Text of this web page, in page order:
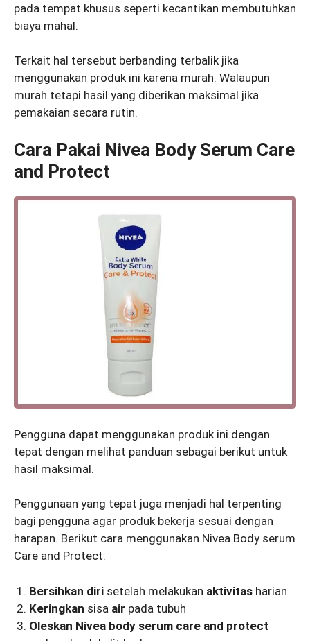
pada tempat khusus seperti kecantikan membutuhkan
biaya mahal.
Terkait hal tersebut berbanding terbalik jika
menggunakan produk ini karena murah. Walaupun
murah tetapi hasil yang diberikan maksimal jika
pemakaian secara rutin.
Cara Pakai Nivea Body Serum Care
and Protect
Pengguna dapat menggunakan produk ini dengan
tepat dengan melihat panduan sebagai berikut untuk
hasil maksimal.
Penggunaan yang tepat juga menjadi hal terpenting
bagi pengguna agar produk bekerja sesuai dengan
harapan. Berikut cara menggunakan Nivea Body serum
Care and Protect:
Bersihkan diri setelah melakukan aktivitas harian
Keringkan sisa air pada tubuh
Oleskan Nivea body serum care and protect